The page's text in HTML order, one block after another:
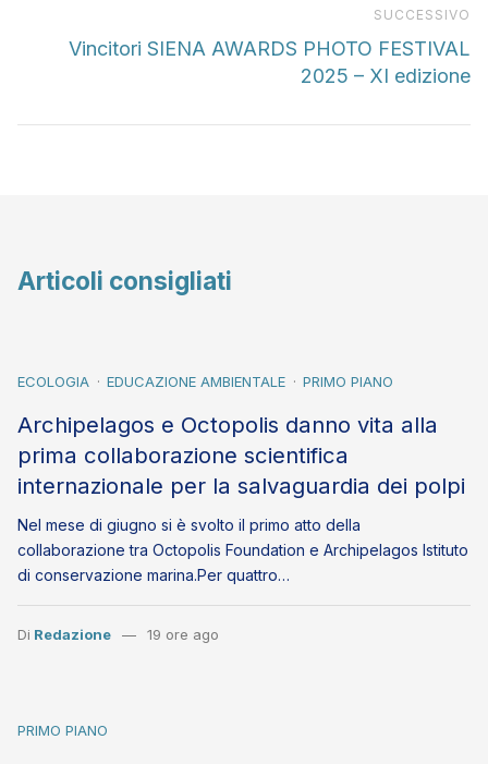
SUCCESSIVO
Vincitori SIENA AWARDS PHOTO FESTIVAL
2025 – XI edizione
Articoli consigliati
ECOLOGIA EDUCAZIONE AMBIENTALE PRIMO PIANO
Archipelagos e Octopolis danno vita alla
prima collaborazione scientifica
internazionale per la salvaguardia dei polpi
Nel mese di giugno si è svolto il primo atto della
collaborazione tra Octopolis Foundation e Archipelagos Istituto
di conservazione marina.Per quattro…
Di Redazione 19 ore ago
PRIMO PIANO